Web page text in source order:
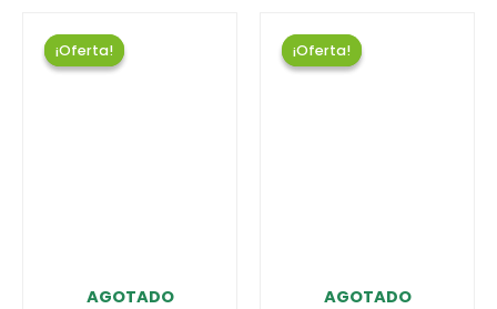
¡Oferta!
AGOTADO
¡Oferta! ¡Oferta!
AGOTADO
¡Oferta!